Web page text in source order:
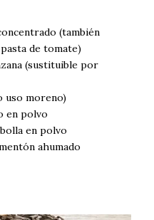
(también
de tomate)
(sustituible por
uso moreno)
en polvo
en polvo
ahumado